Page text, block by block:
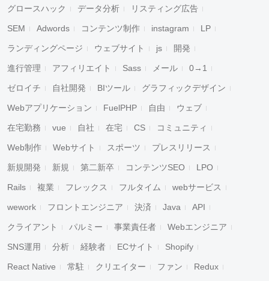
グロースハック データ分析 リスティング広告
SEM Adwords コンテンツ制作 instagram LP
ランディングページ ウェブサイト js 開発
進行管理 アフィリエイト Sass メール 0→1
ゼロイチ 自社開発 BIツール グラフィックデザイン
Webアプリケーション FuelPHP 自由 ウェブ
在宅勤務 vue 自社 在宅 CS コミュニティ
Web制作 Webサイト スポーツ プレスリリース
新規開発 新規 第二新卒 コンテンツSEO LPO
Rails 複業 フレックス フルタイム webサービス
wework フロントエンジニア 決済 Java API
クライアント パルミー 事業責任者 Webエンジニア
SNS運用 分析 経験者 ECサイト Shopify
React Native 常駐 クリエイター ファン Redux